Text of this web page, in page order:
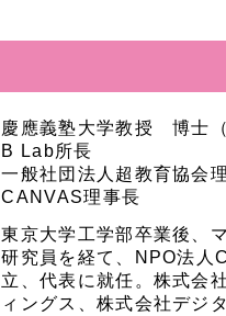
慶應義塾大学教授 博士
B Lab所長
一般社団法人超教育協会
CANVAS理事長
東京大学工学部卒業後、
研究員を経て、NPO法人
立、代表に就任。株式会
ィングス、株式会社デジ